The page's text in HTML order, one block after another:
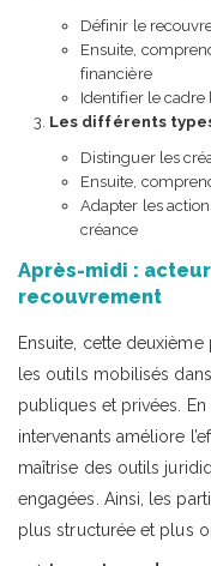
Définir le
Ensuite,
financière
Identifier le
Les différents
Distinguer les
Ensuite,
Adapter les
créance
Après-midi :
recouvrement
Ensuite, cette
les outils mobilisés
publiques et privées.
intervenants améliore
maîtrise des outils
engagées. Ainsi, les
plus structurée et plus